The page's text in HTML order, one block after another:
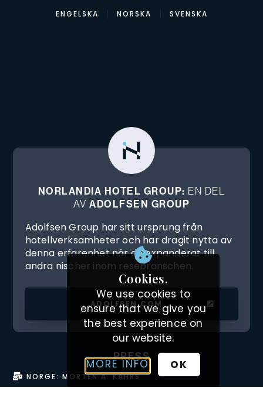
ENGELSKA NORSKA SVENSKA
NORLANDIA HOTEL GROUP: EN DEL
AV ADOLFSEN GROUP
Adolfsen Group har sitt ursprung från
hotellverksamheter och har dragit nytta av
denna erfarenhet när de expanderat till
andra nischer inom resebranschen.
ADOLFSEN.COM
PRESS
NORGE: MORTEN A. KAHRS
Cookies.
We use cookies to
ensure that we give you
the best experience on
our website.
MORE INFO
OK